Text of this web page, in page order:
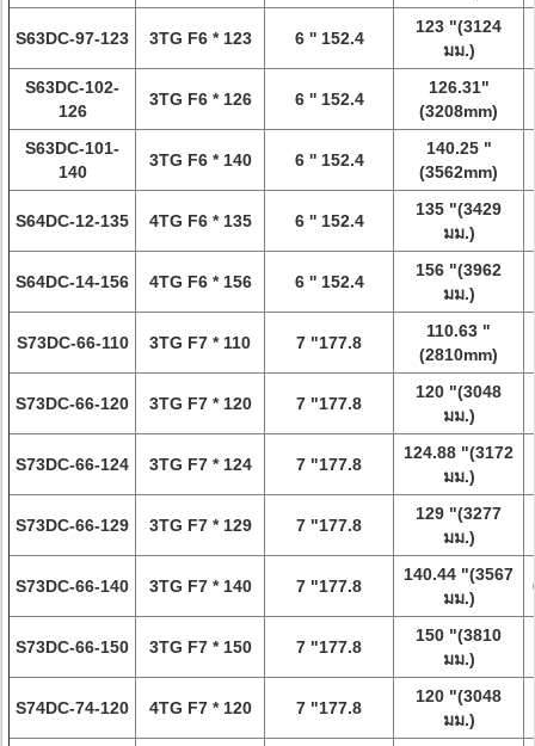
S63DC-97-123 3TG F6 * 123 6 '' 152.4
123 "(3124
มม.)
S63DC-102-
126
3TG F6 * 126 6 '' 152.4
126.31"
(3208mm)
S63DC-101-
140
3TG F6 * 140 6 '' 152.4
140.25 "
(3562mm)
S64DC-12-135 4TG F6 * 135 6 '' 152.4
135 "(3429
มม.)
S64DC-14-156 4TG F6 * 156 6 '' 152.4
156 "(3962
มม.)
S73DC-66-110 3TG F7 * 110 7 "177.8
110.63 "
(2810mm)
S73DC-66-120 3TG F7 * 120 7 "177.8
120 "(3048
มม.)
S73DC-66-124 3TG F7 * 124 7 "177.8
124.88 "(3172
มม.)
S73DC-66-129 3TG F7 * 129 7 "177.8
129 "(3277
มม.)
S73DC-66-140 3TG F7 * 140 7 "177.8
140.44 "(3567
มม.)
S73DC-66-150 3TG F7 * 150 7 "177.8
150 "(3810
มม.)
S74DC-74-120 4TG F7 * 120 7 "177.8
120 "(3048
มม.)